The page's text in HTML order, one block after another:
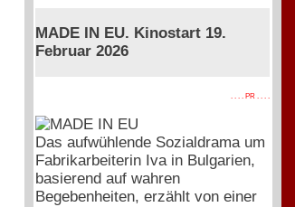
MADE IN EU. Kinostart 19.
Februar 2026
. . . . PR . . . .
Das aufwühlende Sozialdrama um
Fabrikarbeiterin Iva in Bulgarien,
basierend auf wahren
Begebenheiten, erzählt von einer